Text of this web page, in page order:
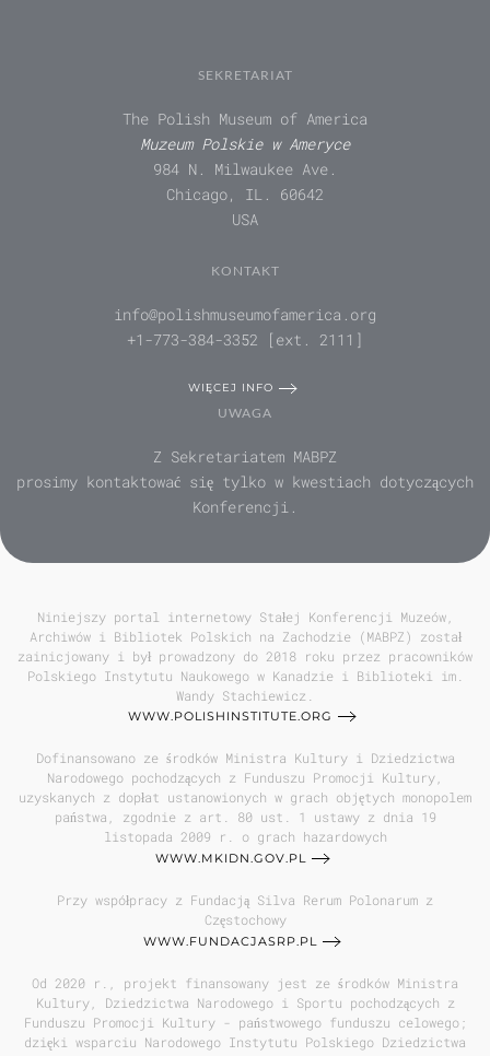
SEKRETARIAT
The Polish Museum of America
Muzeum Polskie w Ameryce
984 N. Milwaukee Ave.
Chicago, IL. 60642
USA
KONTAKT
info@polishmuseumofamerica.org
+1-773-384-3352 [ext. 2111]
WIĘCEJ INFO
UWAGA
Z Sekretariatem MABPZ
prosimy kontaktować się tylko w kwestiach dotyczących
Konferencji.
Niniejszy portal internetowy Stałej Konferencji Muzeów,
Archiwów i Bibliotek Polskich na Zachodzie (MABPZ) został
zainicjowany i był prowadzony do 2018 roku przez pracowników
Polskiego Instytutu Naukowego w Kanadzie i Biblioteki im.
Wandy Stachiewicz.
WWW.POLISHINSTITUTE.ORG
Dofinansowano ze środków Ministra Kultury i Dziedzictwa
Narodowego pochodzących z Funduszu Promocji Kultury,
uzyskanych z dopłat ustanowionych w grach objętych monopolem
państwa, zgodnie z art. 80 ust. 1 ustawy z dnia 19
listopada 2009 r. o grach hazardowych
WWW.MKIDN.GOV.PL
Przy współpracy z Fundacją Silva Rerum Polonarum z
Częstochowy
WWW.FUNDACJASRP.PL
Od 2020 r., projekt finansowany jest ze środków Ministra
Kultury, Dziedzictwa Narodowego i Sportu pochodzących z
Funduszu Promocji Kultury - państwowego funduszu celowego;
dzięki wsparciu Narodowego Instytutu Polskiego Dziedzictwa